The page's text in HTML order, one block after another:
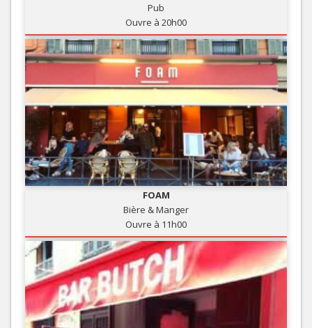
Pub
Ouvre à 20h00
FOAM
Bière & Manger
Ouvre à 11h00